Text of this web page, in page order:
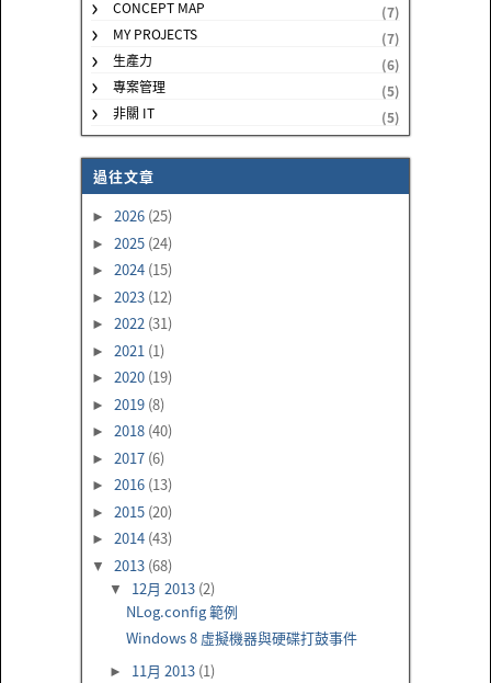
CONCEPT MAP
(7)
MY PROJECTS
(7)
生產力
(6)
專案管理
(5)
非關 IT
(5)
過往文章
► 2026 (25)
► 2025 (24)
► 2024 (15)
► 2023 (12)
► 2022 (31)
► 2021 (1)
► 2020 (19)
► 2019 (8)
► 2018 (40)
► 2017 (6)
► 2016 (13)
► 2015 (20)
► 2014 (43)
▼ 2013 (68)
▼ 12月 2013 (2)
NLog.config 範例
Windows 8 虛擬機器與硬碟打鼓事件
► 11月 2013 (1)